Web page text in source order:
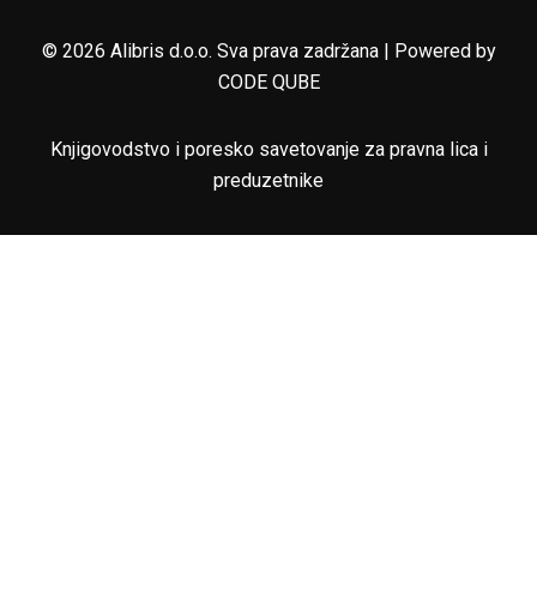
© 2026 Alibris d.o.o. Sva prava zadržana | Powered by
CODE QUBE
Knjigovodstvo i poresko savetovanje za pravna lica i
preduzetnike